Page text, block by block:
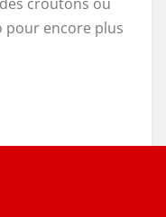
pour encore plus